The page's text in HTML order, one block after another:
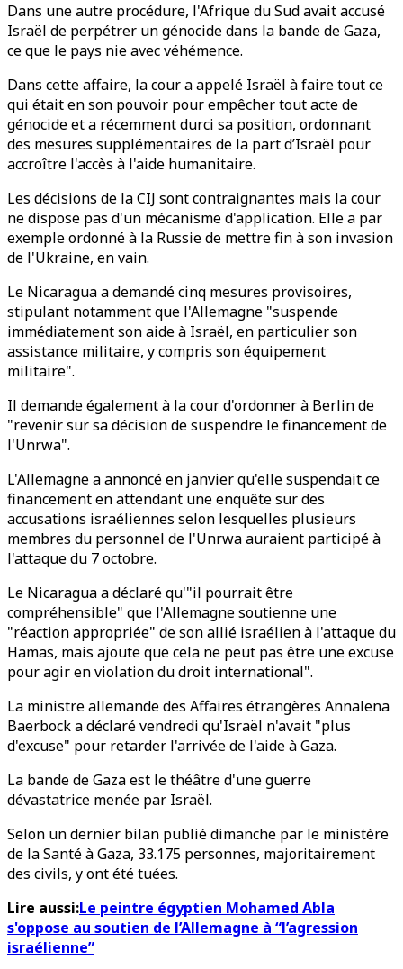
Dans une autre procédure, l'Afrique du Sud avait accusé
Israël de perpétrer un génocide dans la bande de Gaza,
ce que le pays nie avec véhémence.
Dans cette affaire, la cour a appelé Israël à faire tout ce
qui était en son pouvoir pour empêcher tout acte de
génocide et a récemment durci sa position, ordonnant
des mesures supplémentaires de la part d’Israël pour
accroître l'accès à l'aide humanitaire.
Les décisions de la CIJ sont contraignantes mais la cour
ne dispose pas d'un mécanisme d'application. Elle a par
exemple ordonné à la Russie de mettre fin à son invasion
de l'Ukraine, en vain.
Le Nicaragua a demandé cinq mesures provisoires,
stipulant notamment que l'Allemagne "suspende
immédiatement son aide à Israël, en particulier son
assistance militaire, y compris son équipement
militaire".
Il demande également à la cour d'ordonner à Berlin de
"revenir sur sa décision de suspendre le financement de
l'Unrwa".
L'Allemagne a annoncé en janvier qu'elle suspendait ce
financement en attendant une enquête sur des
accusations israéliennes selon lesquelles plusieurs
membres du personnel de l'Unrwa auraient participé à
l'attaque du 7 octobre.
Le Nicaragua a déclaré qu'"il pourrait être
compréhensible" que l'Allemagne soutienne une
"réaction appropriée" de son allié israélien à l'attaque du
Hamas, mais ajoute que cela ne peut pas être une excuse
pour agir en violation du droit international".
La ministre allemande des Affaires étrangères Annalena
Baerbock a déclaré vendredi qu'Israël n'avait "plus
d'excuse" pour retarder l'arrivée de l'aide à Gaza.
La bande de Gaza est le théâtre d'une guerre
dévastatrice menée par Israël.
Selon un dernier bilan publié dimanche par le ministère
de la Santé à Gaza, 33.175 personnes, majoritairement
des civils, y ont été tuées.
Lire aussi:Le peintre égyptien Mohamed Abla
s'oppose au soutien de l’Allemagne à “l’agression
israélienne”